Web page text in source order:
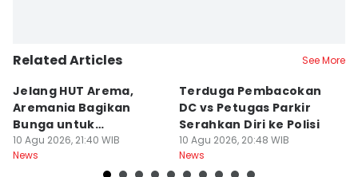
Related Articles See More
Jelang HUT Arema,
Aremania Bagikan
Bunga untuk
Kendaraan Plat L
10 Agu 2026, 21:40 WIB
News
Terduga Pembacokan
DC vs Petugas Parkir
Serahkan Diri ke Polisi
10 Agu 2026, 20:48 WIB
News